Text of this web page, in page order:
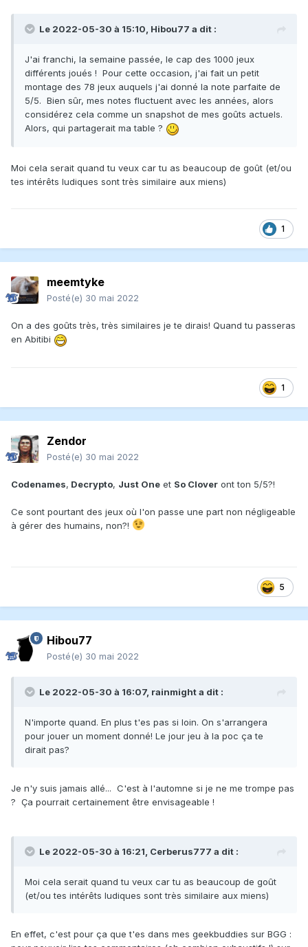
Le 2022-05-30 à 15:10, Hibou77 a dit :
J'ai franchi, la semaine passée, le cap des 1000 jeux
différents joués ! Pour cette occasion, j'ai fait un petit
montage des 78 jeux auquels j'ai donné la note parfaite de
5/5. Bien sûr, mes notes fluctuent avec les années, alors
considérez cela comme un snapshot de mes goûts actuels.
Alors, qui partagerait ma table ?
Moi cela serait quand tu veux car tu as beaucoup de goût (et/ou
tes intérêts ludiques sont très similaire aux miens)
1
meemtyke
Posté(e) 30 mai 2022
On a des goûts très, très similaires je te dirais! Quand tu passeras
en Abitibi
1
Zendor
Posté(e) 30 mai 2022
Codenames, Decrypto, Just One et So Clover ont ton 5/5?!
Ce sont pourtant des jeux où l'on passe une part non négligeable
à gérer des humains, non?!
5
Hibou77
Posté(e) 30 mai 2022
Le 2022-05-30 à 16:07, rainmighta dit :
N'importe quand. En plus t'es pas si loin. On s'arrangera
pour jouer un moment donné! Le jour jeu à la poc ça te
dirait pas?
Je n'y suis jamais allé... C'est à l'automne si je ne me trompe pas
? Ça pourrait certainement être envisageable !
Le 2022-05-30 à 16:21, Cerberus777 a dit :
Moi cela serait quand tu veux car tu as beaucoup de goût
(et/ou tes intérêts ludiques sont très similaire aux miens)
En effet, c'est pour ça que t'es dans mes geekbuddies sur BGG :